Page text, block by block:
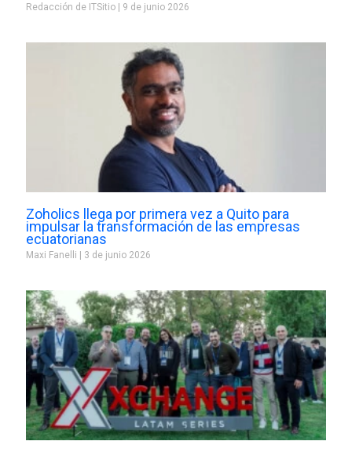
Redacción de ITSitio 9 de junio 2026
Zoholics llega por primera vez a Quito para
impulsar la transformación de las empresas
ecuatorianas
Maxi Fanelli 3 de junio 2026